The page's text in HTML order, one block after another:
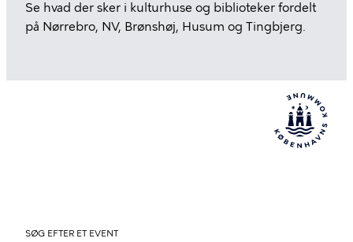
Se hvad der sker i kulturhuse og biblioteker fordelt
på Nørrebro, NV, Brønshøj, Husum og Tingbjerg.
SØG EFTER ET EVENT